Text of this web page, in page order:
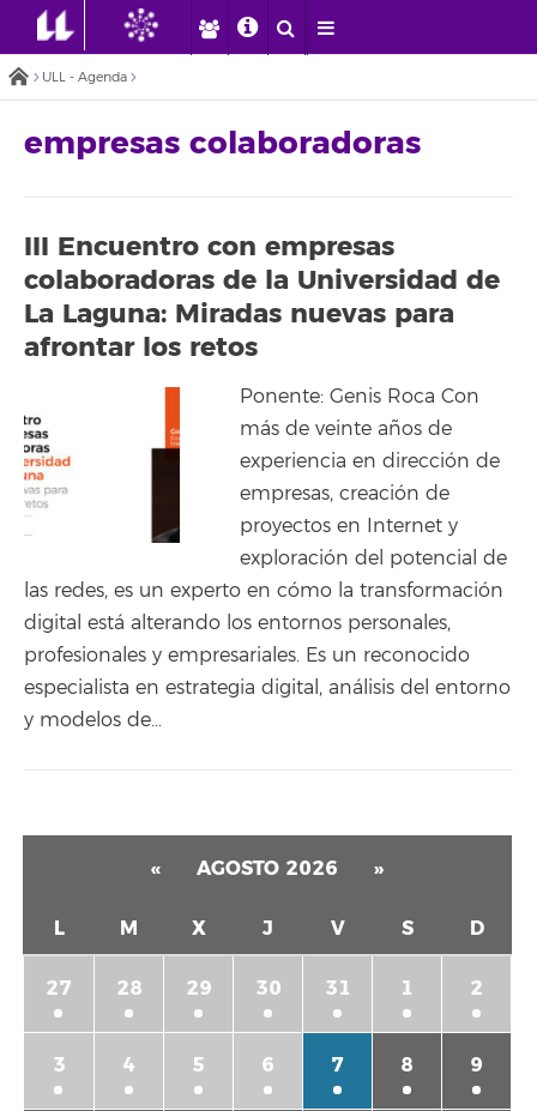
ULL - Agenda
empresas colaboradoras
III Encuentro con empresas
colaboradoras de la Universidad de
La Laguna: Miradas nuevas para
afrontar los retos
Ponente: Genis Roca Con
más de veinte años de
experiencia en dirección de
empresas, creación de
proyectos en Internet y
exploración del potencial de
las redes, es un experto en cómo la transformación
digital está alterando los entornos personales,
profesionales y empresariales. Es un reconocido
especialista en estrategia digital, análisis del entorno
y modelos de…
« AGOSTO 2026 »
L M X J V S D
27 28 29 30 31 1 2
3 4 5 6 7 8 9